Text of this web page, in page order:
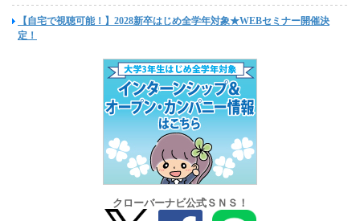
【自宅で視聴可能！】2028新卒はじめ全学年対象★WEBセミナー開催決
定！
クローバーナビ公式ＳＮＳ！